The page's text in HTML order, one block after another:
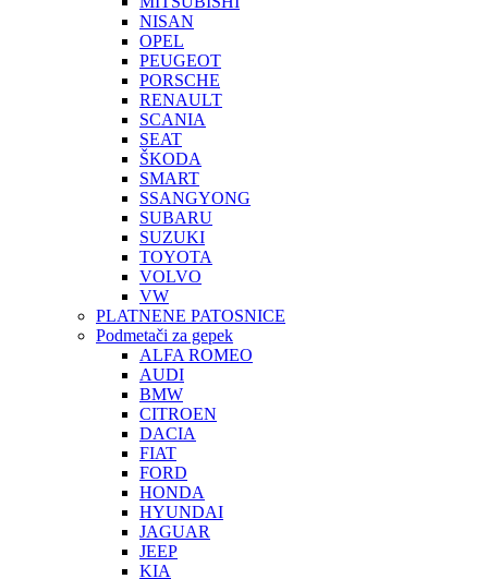
NISAN
OPEL
PEUGEOT
PORSCHE
RENAULT
SCANIA
SEAT
ŠKODA
SMART
SSANGYONG
SUBARU
SUZUKI
TOYOTA
VOLVO
VW
PLATNENE PATOSNICE
Podmetači za gepek
ALFA ROMEO
AUDI
BMW
CITROEN
DACIA
FIAT
FORD
HONDA
HYUNDAI
JAGUAR
JEEP
KIA